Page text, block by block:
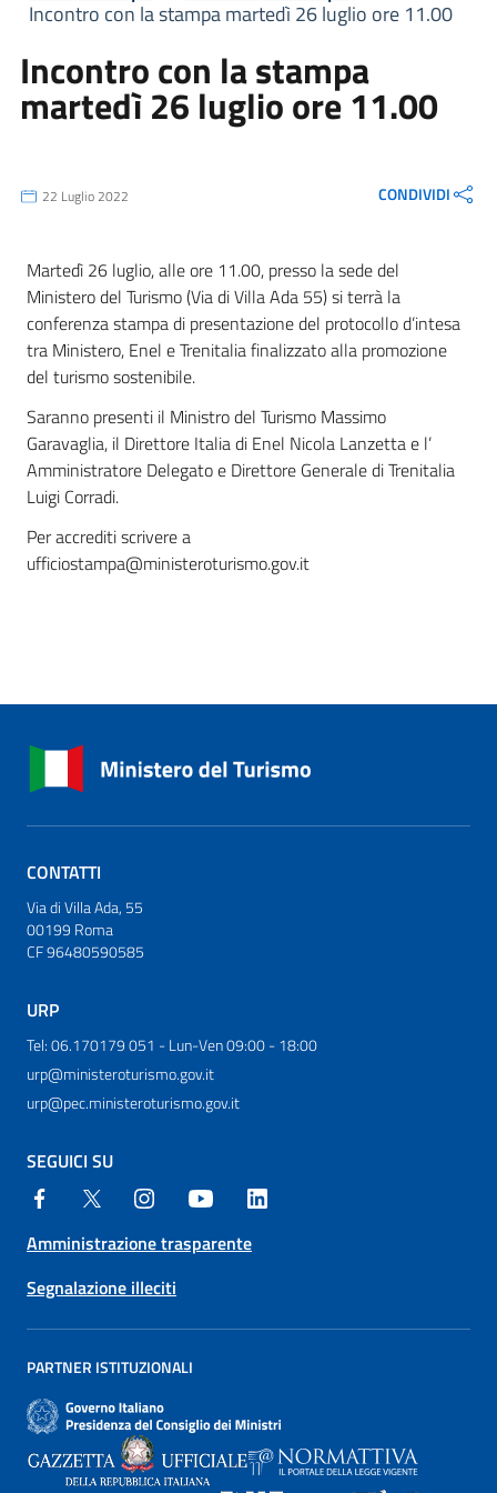
Incontro con la stampa martedì 26 luglio ore 11.00
Incontro con la stampa
martedì 26 luglio ore 11.00
22 Luglio 2022 CONDIVIDI
Martedì 26 luglio, alle ore 11.00, presso la sede del
Ministero del Turismo (Via di Villa Ada 55) si terrà la
conferenza stampa di presentazione del protocollo d’intesa
tra Ministero, Enel e Trenitalia finalizzato alla promozione
del turismo sostenibile.
Saranno presenti il Ministro del Turismo Massimo
Garavaglia, il Direttore Italia di Enel Nicola Lanzetta e l’
Amministratore Delegato e Direttore Generale di Trenitalia
Luigi Corradi.
Per accrediti scrivere a
ufficiostampa@ministeroturismo.gov.it
CONTATTI
Via di Villa Ada, 55
00199 Roma
CF 96480590585
URP
Tel: 06.170179 051 - Lun-Ven 09:00 - 18:00
urp@ministeroturismo.gov.it
urp@pec.ministeroturismo.gov.it
SEGUICI SU
Amministrazione trasparente
Segnalazione illeciti
PARTNER ISTITUZIONALI